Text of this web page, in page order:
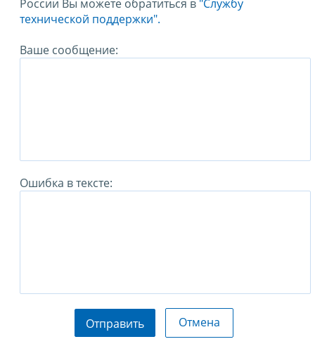
России Вы можете обратиться в "Службу
технической поддержки".
Ваше сообщение:
Ошибка в тексте:
Отправить Отмена